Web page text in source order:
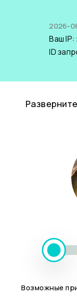
2026-
Ваш IP:
ID
Возможные